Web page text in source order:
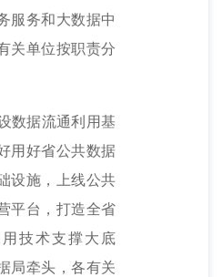
服务和大数据中
关单位按职责分
据流通利用基
用好省公共数据
设施，上线公共
平台，打造全省
技术支撑大底
局牵头，各有关